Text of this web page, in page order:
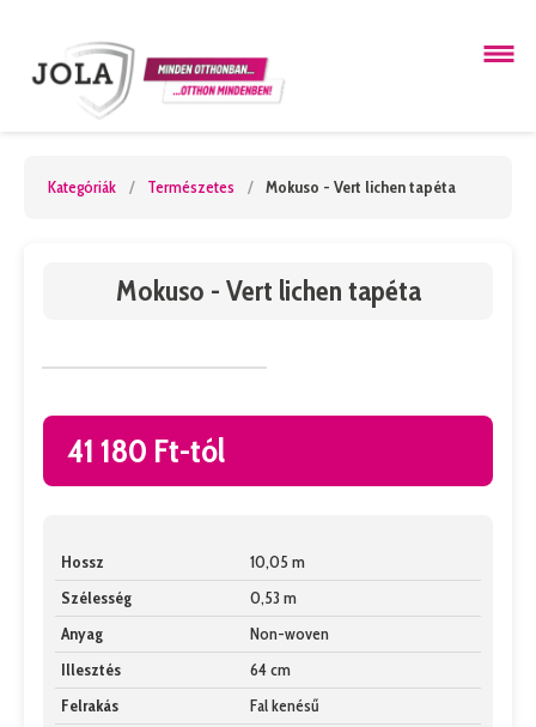
Kategóriák / Természetes / Mokuso - Vert lichen tapéta
Mokuso - Vert lichen tapéta
41 180 Ft-tól
Hossz
10,05 m
Szélesség
0,53 m
Anyag
Non-woven
Illesztés
64 cm
Felrakás
Fal kenésű